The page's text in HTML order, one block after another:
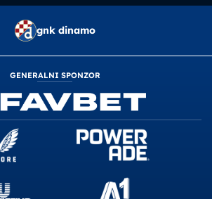
gnk dinamo
GENERALNI SPONZOR